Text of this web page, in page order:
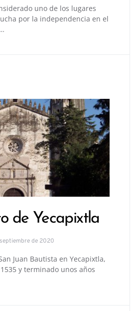
uno de los lugares
por la independencia en el
de Yecapixtla
de 2020
Juan Bautista en Yecapixtla,
y terminado unos años